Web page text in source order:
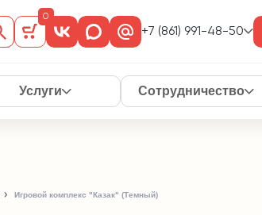
0
+7 (861) 991-48-50
Услуги Сотрудничество
Игровой комплекс "Казак" (Темный)